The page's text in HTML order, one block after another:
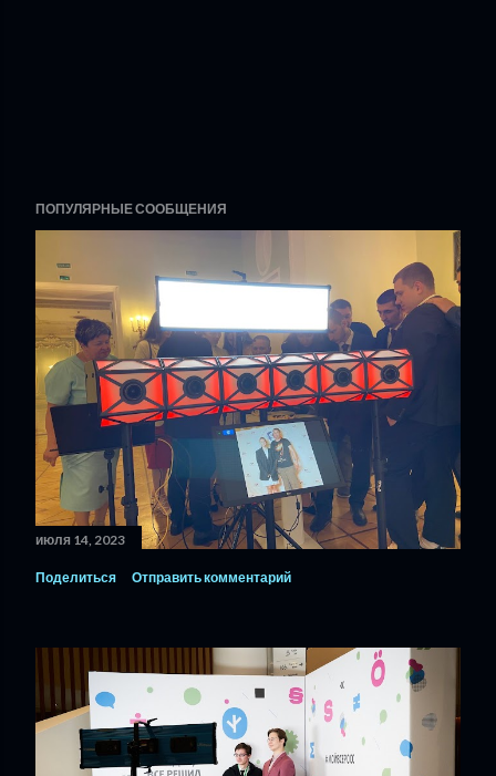
ПОПУЛЯРНЫЕ СООБЩЕНИЯ
июля 14, 2023
Поделиться Отправить комментарий